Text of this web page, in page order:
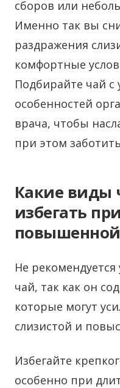
сборов или
Именно так вы
раздражения
комфортные
Подбирайте чай
особенностей
врача, чтобы
при этом
Какие виды
избегать
Не
чай, так как он
которые могут
слизистой и
Избегайте
особенно при